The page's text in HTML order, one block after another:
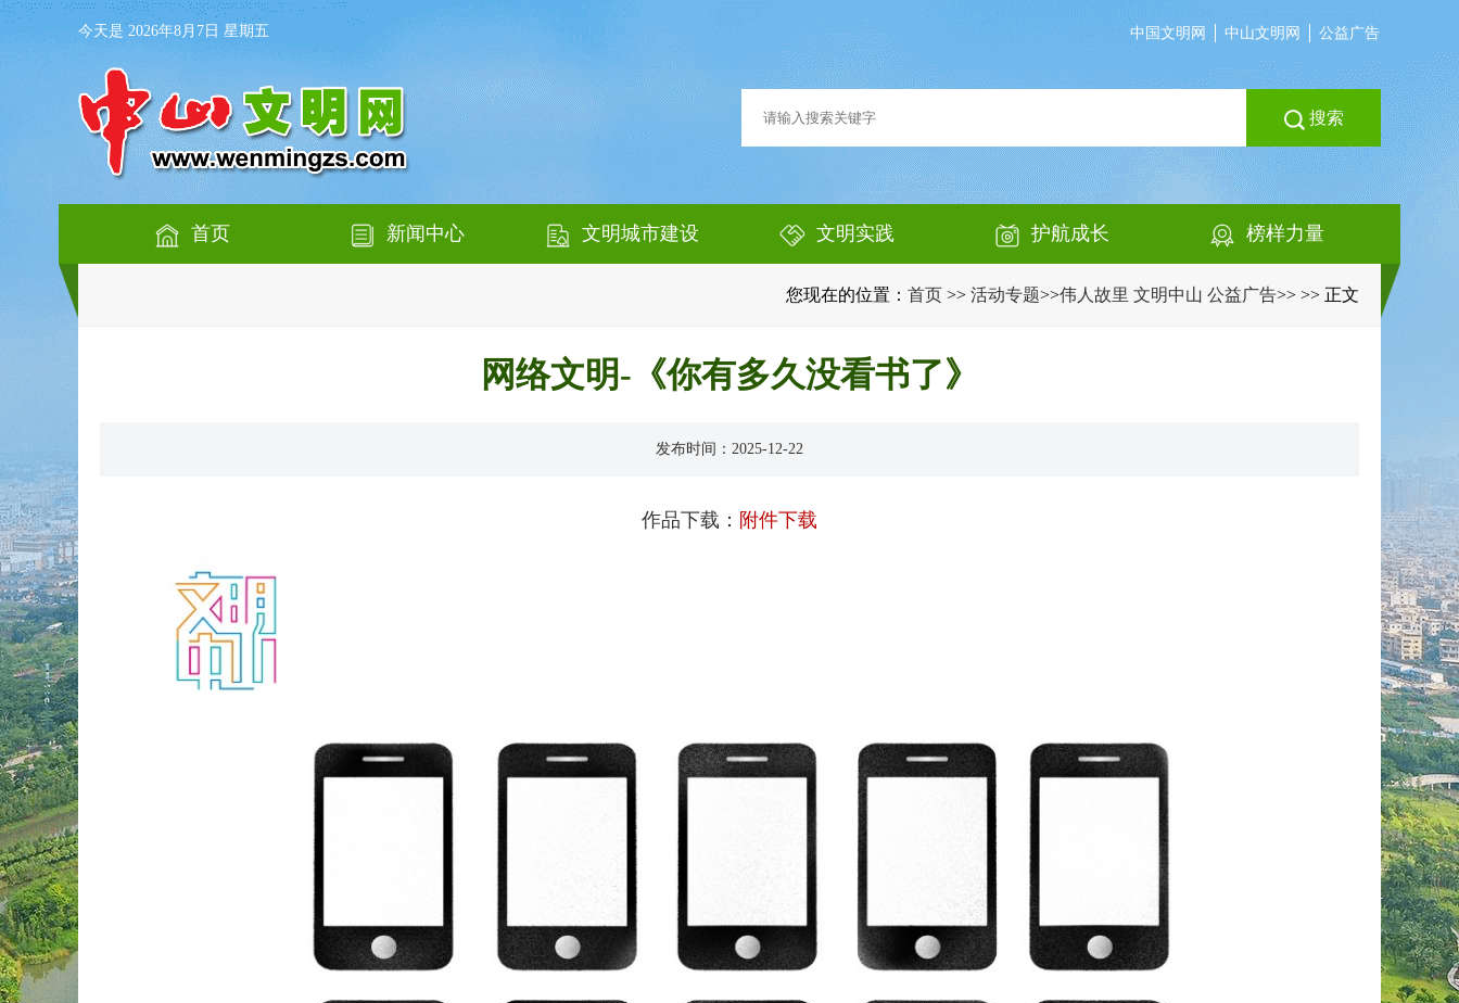
今天是 2026年8月7日 星期五 中国文明网 中山文明网 公益广告
搜索
首页 新闻中心 文明城市建设 文明实践 护航成长 榜样力量
您现在的位置： 首页 >> 活动专题>>伟人故里 文明中山 公益广告>> >> 正文
网络文明-《你有多久没看书了》
发布时间：2025-12-22
作品下载： 附件下载